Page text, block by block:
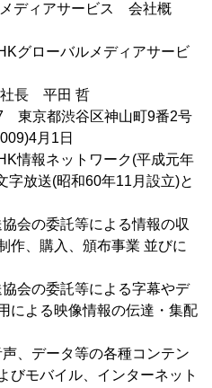
メディアサービス 会社概
ーバルメディアサービ
長 平田 哲
東京都渋谷区神山町9番2号
月1日
ットワーク(平成元年
字放送(昭和60年11月設立)と
会の委託等による情報の収
作、購入、頒布事業 並びに
託等による字幕やデ
による映像情報の伝達・集配
タ等の各種コンテン
びモバイル、インターネット